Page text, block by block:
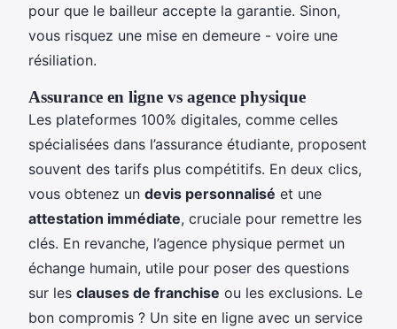
pour que le bailleur accepte la garantie. Sinon,
vous risquez une mise en demeure - voire une
résiliation.
Assurance en ligne vs agence physique
Les plateformes 100% digitales, comme celles
spécialisées dans l’assurance étudiante, proposent
souvent des tarifs plus compétitifs. En deux clics,
vous obtenez un devis personnalisé et une
attestation immédiate, cruciale pour remettre les
clés. En revanche, l’agence physique permet un
échange humain, utile pour poser des questions
sur les clauses de franchise ou les exclusions. Le
bon compromis ? Un site en ligne avec un service